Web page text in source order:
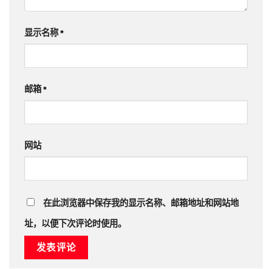
显示名称*
邮箱*
网站
在此浏览器中保存我的显示名称、邮箱地址和网站地
址，以便下次评论时使用。